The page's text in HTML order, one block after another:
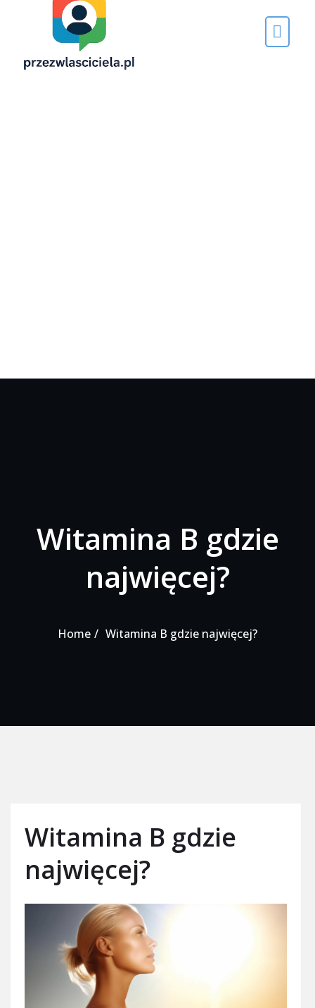
Witamina B gdzie
najwięcej?
Home Witamina B gdzie najwięcej?
Witamina B gdzie
najwięcej?